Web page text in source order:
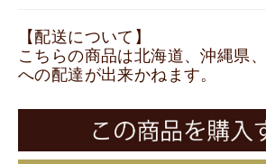
【配送について】
こちらの商品は北海道、沖縄県
への配達が出来かねます。